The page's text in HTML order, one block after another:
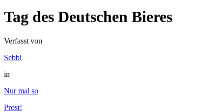
Tag des Deutschen Bieres
Verfasst von
Sebbi
in
Nur mal so
Prost!